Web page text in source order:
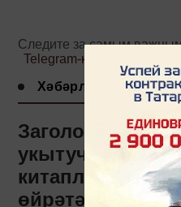
Следите за самым
Telegram-канале
Хәбәрләр
Заголовок:
укытучыларын
китаплары
өйрәтәчәкләр